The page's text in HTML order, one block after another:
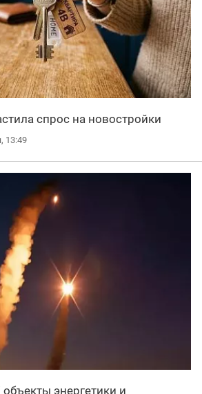
спрос на новостройки
13:49
энергетики и